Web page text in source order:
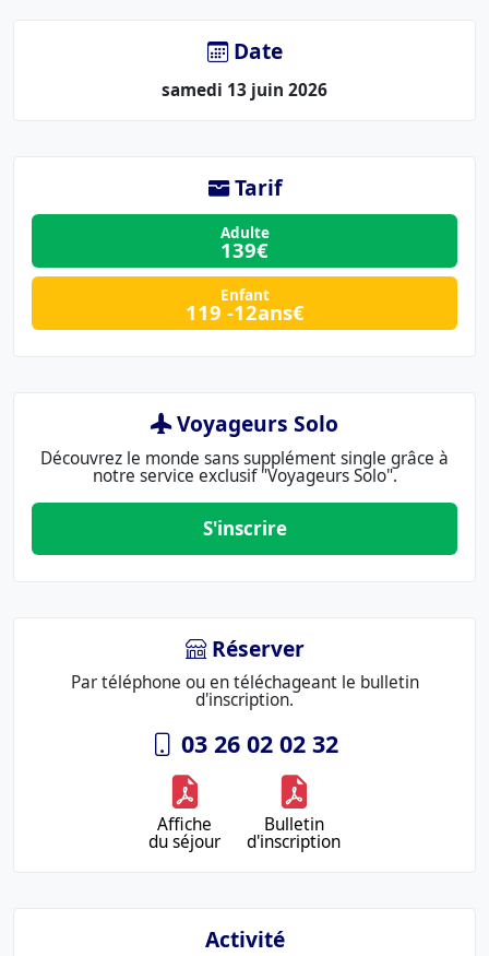
Date
samedi 13 juin 2026
Tarif
Adulte
139€
Enfant
119 -12ans€
Voyageurs Solo
Découvrez le monde sans supplément single grâce à
notre service exclusif "Voyageurs Solo".
S'inscrire
Réserver
Par téléphone ou en téléchageant le bulletin
d'inscription.
03 26 02 02 32
Affiche
du séjour
Bulletin
d'inscription
Activité